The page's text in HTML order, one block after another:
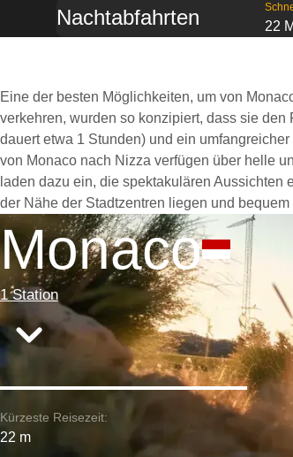
Nachtabfahrten 22
Eine der besten Möglichkeiten, um von
verkehren, wurden so konzipiert, dass sie
dauert etwa 1 Stunden) und ein
von Monaco nach Nizza verfügen über helle
laden dazu ein, die spektakulären
der Nähe der Stadtzentren liegen und
Monaco
1 Station
Kürzeste Reisezeit:
22 m